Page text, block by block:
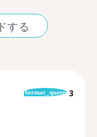
する
format_quote 3